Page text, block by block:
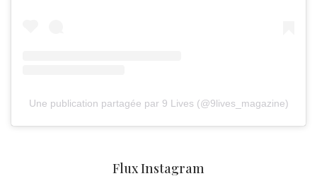
Une publication partagée par 9 Lives (@9lives_magazine)
Flux Instagram